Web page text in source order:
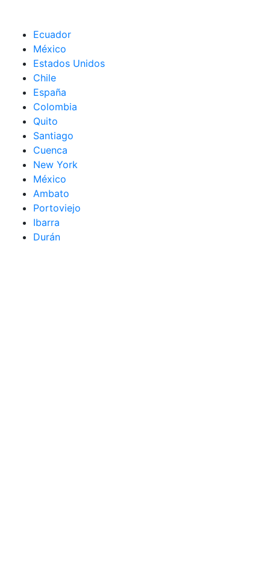
Ecuador
México
Estados Unidos
Chile
España
Colombia
Quito
Santiago
Cuenca
New York
México
Ambato
Portoviejo
Ibarra
Durán